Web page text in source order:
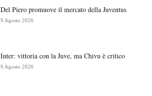
Del Piero promuove il mercato della Juventus
9 Agosto 2026
Inter: vittoria con la Juve, ma Chivu è critico
9 Agosto 2026